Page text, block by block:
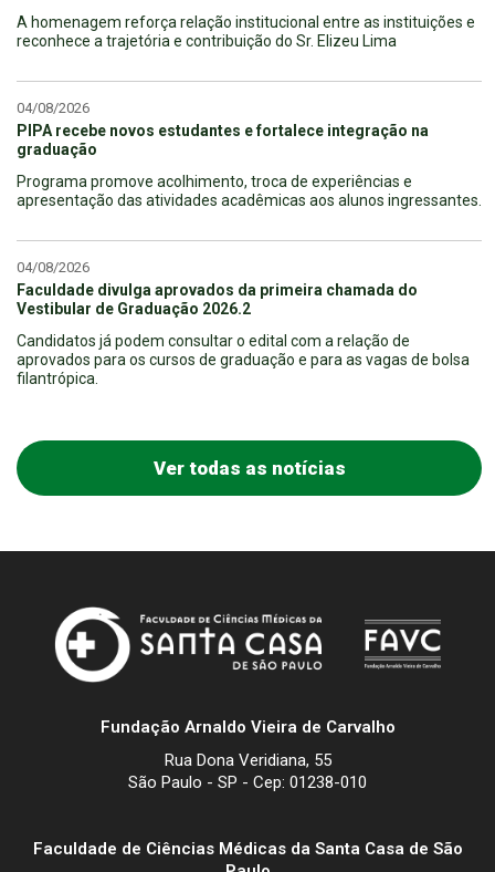
A homenagem reforça relação institucional entre as instituições e
reconhece a trajetória e contribuição do Sr. Elizeu Lima
04/08/2026
PIPA recebe novos estudantes e fortalece integração na
graduação
Programa promove acolhimento, troca de experiências e
apresentação das atividades acadêmicas aos alunos ingressantes.
04/08/2026
Faculdade divulga aprovados da primeira chamada do
Vestibular de Graduação 2026.2
Candidatos já podem consultar o edital com a relação de
aprovados para os cursos de graduação e para as vagas de bolsa
filantrópica.
Ver todas as notícias
Fundação Arnaldo Vieira de Carvalho
Rua Dona Veridiana, 55
São Paulo - SP - Cep: 01238-010
Faculdade de Ciências Médicas da Santa Casa de São